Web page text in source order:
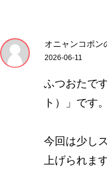
オニャンコポン
2026-06-11
ふつおたで
ト）」です
今回は少し
上げられま